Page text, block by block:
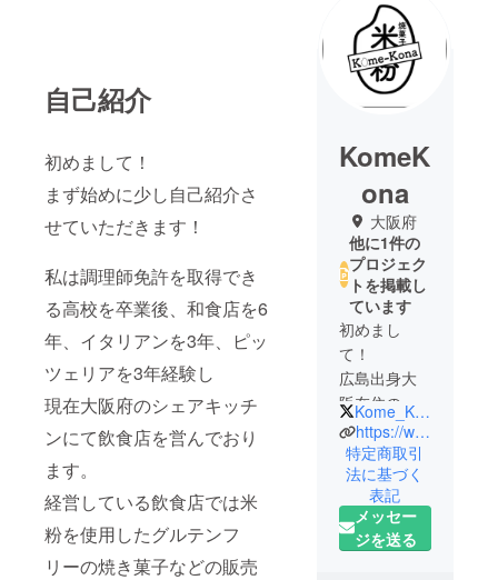
自己紹介
初めまして！
まず始めに少し自己紹介さ
せていただきます！
私は調理師免許を取得でき
る高校を卒業後、和食店を6
年、イタリアンを3年、ピッ
ツェリアを3年経験し
現在大阪府のシェアキッチ
ンにて飲食店を営んでおり
ます。
経営している飲食店では米
粉を使用したグルテンフ
リーの焼き菓子などの販売
KomeK
ona
大阪府
他に1件の
プロジェク
トを掲載し
ています
初めまし
て！
広島出身大
阪在住の
オーナーが
手掛ける米
粉の焼き菓
子専門店
米粉~Kome-
Kona~と申し
Kome_Kona0131
https://www.instagram.com/lemons.you.guu/
特定商取引
法に基づく
表記
メッセー
ジを送る